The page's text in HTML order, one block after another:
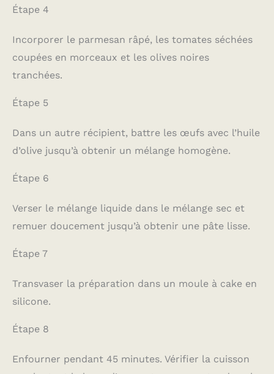
Étape 4
Incorporer le parmesan râpé, les tomates séchées
coupées en morceaux et les olives noires
tranchées.
Étape 5
Dans un autre récipient, battre les œufs avec l’huile
d’olive jusqu’à obtenir un mélange homogène.
Étape 6
Verser le mélange liquide dans le mélange sec et
remuer doucement jusqu’à obtenir une pâte lisse.
Étape 7
Transvaser la préparation dans un moule à cake en
silicone.
Étape 8
Enfourner pendant 45 minutes. Vérifier la cuisson